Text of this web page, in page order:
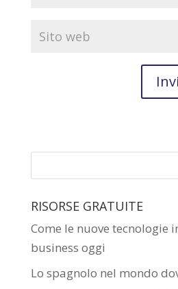
RISORSE GRATUITE
Come le nuove tecnologie
business oggi
Lo spagnolo nel mondo